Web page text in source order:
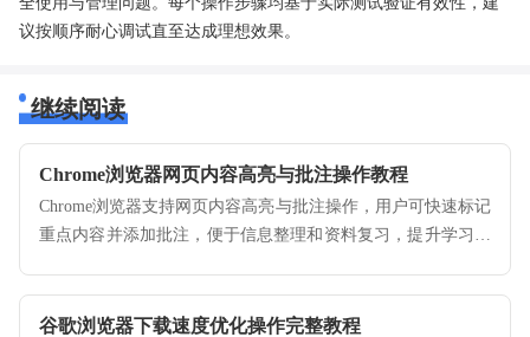
议按顺序耐心调试直至达成理想效果。
继续阅读
Chrome浏览器网页内容高亮与批注操作教程
Chrome浏览器支持网页内容高亮与批注操作，用户可快速标记
重点内容并添加批注，便于信息整理和资料复习，提升学习与
谷歌浏览器下载速度优化操作完整教程